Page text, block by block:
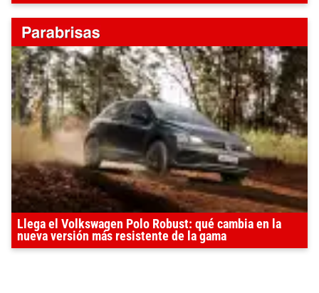
Llega el Volkswagen Polo Robust: qué cambia en la
nueva versión más resistente de la gama